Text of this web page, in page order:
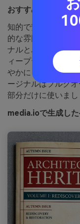
おすすめ用途：
大
知的で安定感のあ
的な雰囲気を想起
ナルとパーチメン
ィープティールを
やかにまとめ、長
ージナルはプルク
部分だけに使いまし
media.ioで生成し